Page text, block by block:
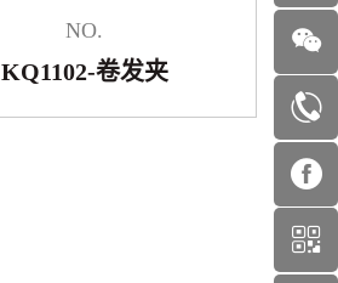
NO.
KQ1102-卷发夹